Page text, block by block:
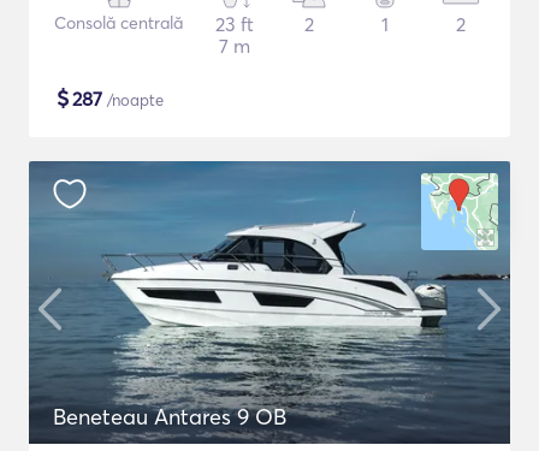
Consolă centrală
23 ft
7 m
2 1 2
$287 /noapte
Beneteau Antares 9 OB